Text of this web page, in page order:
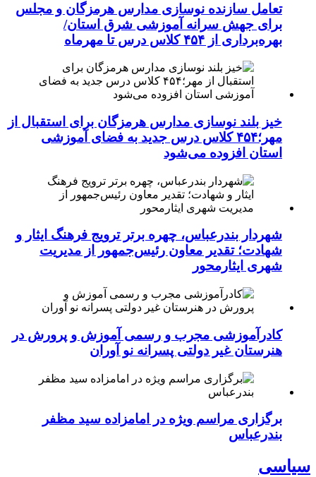
تعامل سازنده نوسازی مدارس هرمزگان و مجلس
برای جهش سرانه آموزشی شرق استان/
بهره‌برداری از ۴۵۴ کلاس درس تا مهرماه
خیز بلند نوسازی مدارس هرمزگان برای استقبال از
مهر؛۴۵۴ کلاس درس جدید به فضای آموزشی
استان افزوده می‌شود
شهردار بندرعباس، چهره برتر ترویج فرهنگ ایثار و
شهادت؛ تقدیر معاون رئیس‌جمهور از مدیریت
شهری ایثارمحور
کادرآموزشی مجرب و رسمی آموزش و پرورش در
هنرستان غیر دولتی پسرانه نو آوران
برگزاری مراسم ویژه در امامزاده سید مظفر
بندرعباس
سیاسی